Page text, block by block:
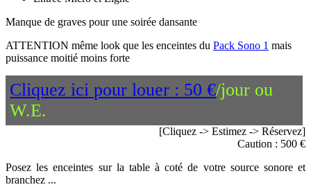
Manque de graves pour une soirée dansante
ATTENTION même look que les enceintes du Pack Sono 1 mais
puissance moitié moins forte
Cliquez ici pour louer : 50 €/jour ou
W.E.
[Cliquez -> Estimez -> Réservez]
Caution : 500 €
Posez les enceintes sur la table à coté de votre source sonore et
branchez ...